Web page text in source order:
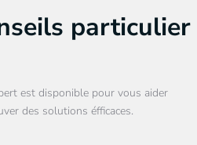
particulier
est disponible pour vous aider
des solutions éfficaces.